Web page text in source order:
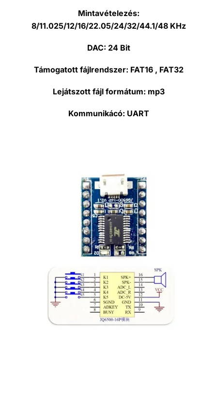
Mintavételezés:
8/11.025/12/16/22.05/24/32/44.1/48 KHz
DAC: 24 Bit
Támogatott fájlrendszer: FAT16 , FAT32
Lejátszott fájl formátum: mp3
Kommunikácó: UART